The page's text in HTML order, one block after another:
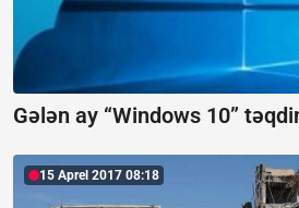
Gələn ay “Windows 10”
15 Aprel 2017 08:18